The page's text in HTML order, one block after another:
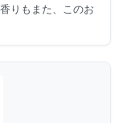
りもまた、このお